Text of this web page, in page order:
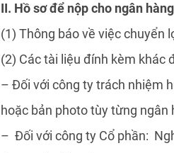
II. Hồ sơ để nộp cho ngân
(1) Thông báo về việc chuyển
(2) Các tài liệu đính kèm khác
– Đối với công ty trách nhiệm
hoặc bản photo tùy từng ngân
– Đối với công ty Cổ phần: